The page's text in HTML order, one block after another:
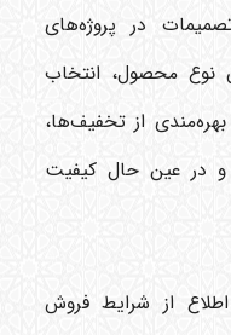
در پروژه‌های
نوع محصول، انتخاب
از تخفیف‌ها،
و در عین حال کیفیت
از شرایط فروش